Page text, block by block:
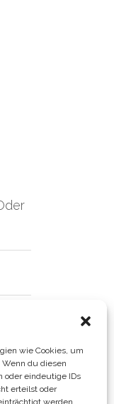
wie Cookies, um
du diesen
oder eindeutige IDs
erteilst oder
werden.